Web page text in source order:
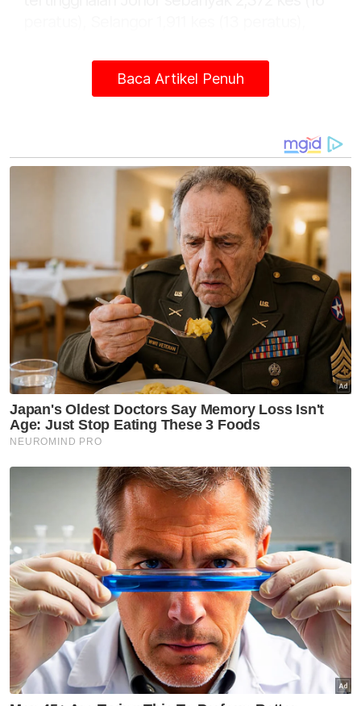
1,488 kes yang lain-lain saya bagi secara
bertulis dan Perlis paling kecil 298 kes,"
kehilangan kanak-kanak dan remaja dari
tahun 2011- Mei 2019.
"Untuk makluman sebanyak 15,042
kehilangan ini sebanyak 14,679 orang telah
dijumpai semula, manakala 363 yang hilang
masih belum ditemui malangnya 26 ditemui
mati," katanya.
Artikel Berkaitan:
6 kanak-kanak antara 8 terperangkap dalam kereta
kabel
80 kanak-kanak di depot Imigresen dipindah dalam
masa terdekat
Perbalahan keluarga antara punca harta pusaka
Muat turun aplikasi Sinar Harian.Klik di sini!
Wan Azizah Wan Ismail
Lari Ikut Kekasih
Kes Remaja Hilang
Baca Artikel Penuh